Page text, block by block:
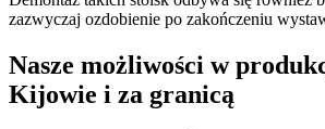
zazwyczaj ozdobienie po zakończeniu
Nasze możliwości w
Kijowie i za granicą